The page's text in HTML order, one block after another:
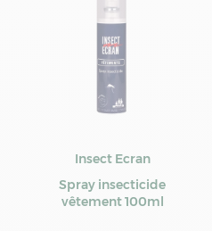
Insect Ecran
Spray insecticide
vêtement 100ml